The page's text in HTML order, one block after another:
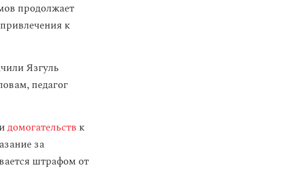
продолжает
к
Язгуль
педагог
идомогательств к
за
штрафом от